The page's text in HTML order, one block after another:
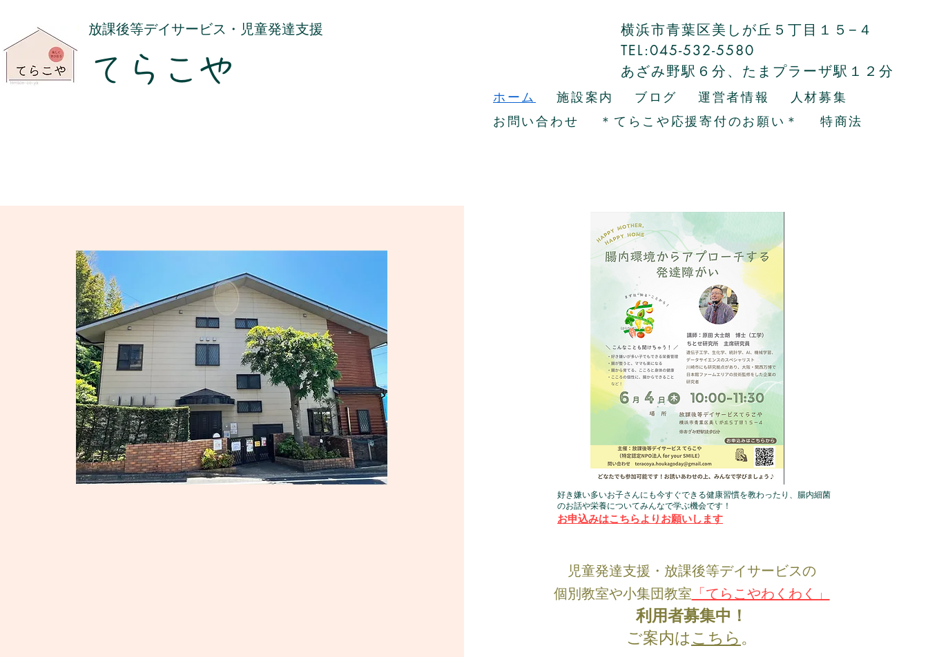
​放課後等デイサービス・児童発達支援
てらこや
横浜市青葉区美しが丘５丁目１５−４
TEL:045-532-5580
あざみ野駅６分、たまプラーザ駅１２分
ホーム 施設案内 ブログ 運営者情報
人材募集
お問い合わせ
＊てらこや応援寄付のお願い＊ 特商法
​好き嫌い多いお子さんにも今すぐできる健康習慣を教わったり、腸内細菌
のお話や栄養についてみんなで学ぶ機会です！
お申込みはこちらよりお願いします
児童発達支援・放課後等デイサービスの
個別教室や小集団教室 「てらこやわくわく」
利用者募集中！
​ご案内はこちら 。